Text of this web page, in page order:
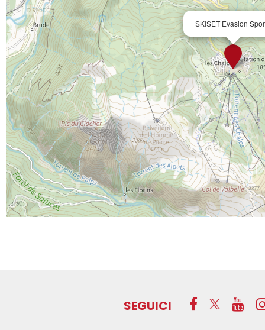
SKISET Evasion
SEGUICI